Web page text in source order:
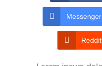
Messenger
Reddit